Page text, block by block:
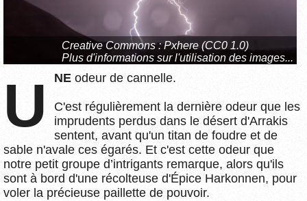
Creative Commons :Pxhere (CC0 1.0)
Plus d'informations sur l'utilisation des images...
UNE odeur de cannelle.
C'est régulièrement la dernière odeur que les
imprudents perdus dans le désert d'Arrakis
sentent, avant qu'un titan de foudre et de
sable n'avale ces égarés. Et c'est cette odeur que
notre petit groupe d’intrigants remarque, alors qu'ils
sont à bord d'une récolteuse d'Épice Harkonnen, pour
voler la précieuse paillette de pouvoir.